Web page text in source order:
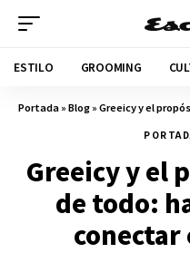
ESTILO GROOMING
Portada»Blog»Greeicy y el propósito
Greeicy y el
de todo:
conectar